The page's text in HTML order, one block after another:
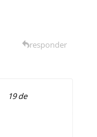
19 de
responder